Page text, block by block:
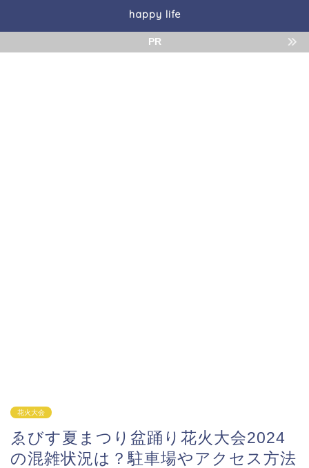
happy life
PR
花火大会
ゑびす夏まつり盆踊り花火大会2024
の混雑状況は？駐車場やアクセス方法